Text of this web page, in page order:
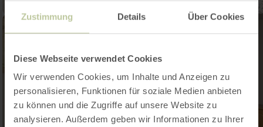
Zustimmung Details Über Cookies
Diese Webseite verwendet Cookies
Wir verwenden Cookies, um Inhalte und Anzeigen zu
personalisieren, Funktionen für soziale Medien anbieten
zu können und die Zugriffe auf unsere Website zu
analysieren. Außerdem geben wir Informationen zu Ihrer